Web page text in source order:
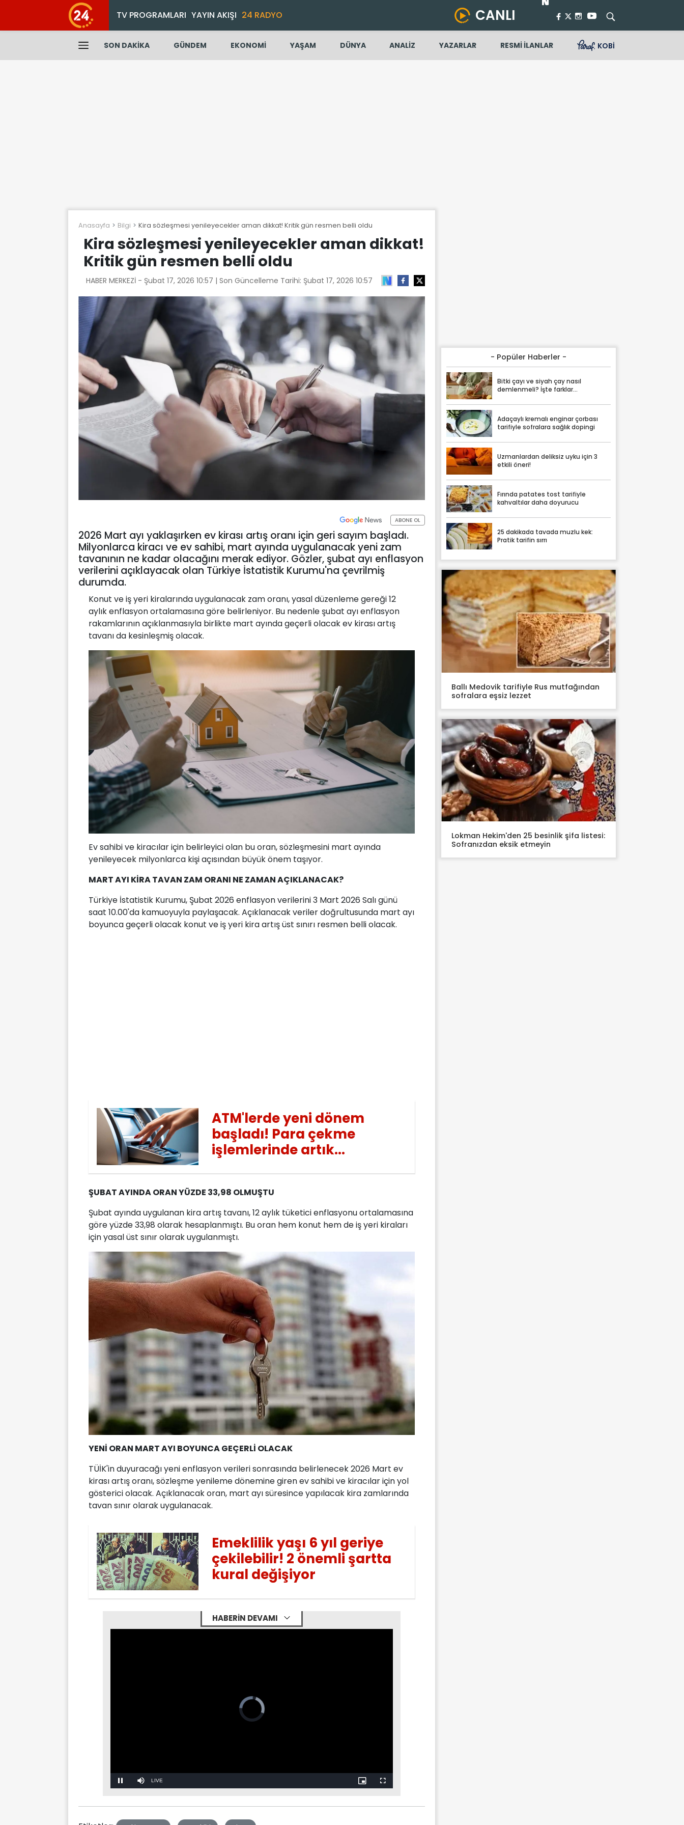
TV PROGRAMLARI YAYIN AKIŞI 24 RADYO CANLI
SON DAKİKA GÜNDEM EKONOMİ YAŞAM DÜNYA ANALİZ YAZARLAR RESMİ İLANLAR KOBİ
Anasayfa Bilgi Kira sözleşmesi yenileyecekler aman dikkat! Kritik gün resmen belli oldu
Kira sözleşmesi yenileyecekler aman dikkat!
Kritik gün resmen belli oldu
HABER MERKEZİ - Şubat 17, 2026 10:57 | Son Güncelleme Tarihi: Şubat 17, 2026 10:57
ABONE OL
2026 Mart ayı yaklaşırken ev kirası artış oranı için geri sayım başladı.
Milyonlarca kiracı ve ev sahibi, mart ayında uygulanacak yeni zam
tavanının ne kadar olacağını merak ediyor. Gözler, şubat ayı enflasyon
verilerini açıklayacak olan Türkiye İstatistik Kurumu'na çevrilmiş
durumda.
Konut ve iş yeri kiralarında uygulanacak zam oranı, yasal düzenleme gereği 12
aylık enflasyon ortalamasına göre belirleniyor. Bu nedenle şubat ayı enflasyon
rakamlarının açıklanmasıyla birlikte mart ayında geçerli olacak ev kirası artış
tavanı da kesinleşmiş olacak.
Ev sahibi ve kiracılar için belirleyici olan bu oran, sözleşmesini mart ayında
yenileyecek milyonlarca kişi açısından büyük önem taşıyor.
MART AYI KİRA TAVAN ZAM ORANI NE ZAMAN AÇIKLANACAK?
Türkiye İstatistik Kurumu, Şubat 2026 enflasyon verilerini 3 Mart 2026 Salı günü
saat 10.00'da kamuoyuyla paylaşacak. Açıklanacak veriler doğrultusunda mart ayı
boyunca geçerli olacak konut ve iş yeri kira artış üst sınırı resmen belli olacak.
ATM'lerde yeni dönem
başladı! Para çekme
işlemlerinde artık...
ŞUBAT AYINDA ORAN YÜZDE 33,98 OLMUŞTU
Şubat ayında uygulanan kira artış tavanı, 12 aylık tüketici enflasyonu ortalamasına
göre yüzde 33,98 olarak hesaplanmıştı. Bu oran hem konut hem de iş yeri kiraları
için yasal üst sınır olarak uygulanmıştı.
YENİ ORAN MART AYI BOYUNCA GEÇERLİ OLACAK
TÜİK'in duyuracağı yeni enflasyon verileri sonrasında belirlenecek 2026 Mart ev
kirası artış oranı, sözleşme yenileme dönemine giren ev sahibi ve kiracılar için yol
gösterici olacak. Açıklanacak oran, mart ayı süresince yapılacak kira zamlarında
tavan sınır olarak uygulanacak.
Emeklilik yaşı 6 yıl geriye
çekilebilir! 2 önemli şartta
kural değişiyor
HABERİN DEVAMI
Mute Stream
- Popüler Haberler -
Bitki çayı ve siyah çay nasıl
demlenmeli? İşte farklar...
Adaçaylı kremalı enginar çorbası
tarifiyle sofralara sağlık dopingi
Uzmanlardan deliksiz uyku için 3
etkili öneri!
Fırında patates tost tarifiyle
kahvaltılar daha doyurucu
25 dakikada tavada muzlu kek:
Pratik tarifin sırrı
Ballı Medovik tarifiyle Rus mutfağından
sofralara eşsiz lezzet
Lokman Hekim'den 25 besinlik şifa listesi:
Sofranızdan eksik etmeyin